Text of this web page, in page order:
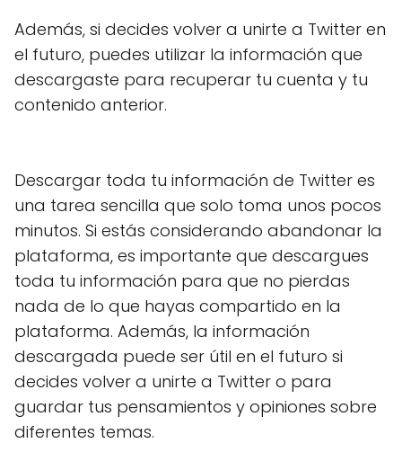
Además, si decides volver a unirte a Twitter en
el futuro, puedes utilizar la información que
descargaste para recuperar tu cuenta y tu
contenido anterior.
Descargar toda tu información de Twitter es
una tarea sencilla que solo toma unos pocos
minutos. Si estás considerando abandonar la
plataforma, es importante que descargues
toda tu información para que no pierdas
nada de lo que hayas compartido en la
plataforma. Además, la información
descargada puede ser útil en el futuro si
decides volver a unirte a Twitter o para
guardar tus pensamientos y opiniones sobre
diferentes temas.